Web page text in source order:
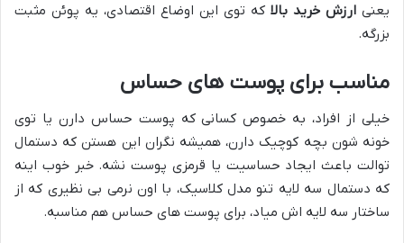
یعنی ارزش خرید بالا که توی این اوضاع اقتصادی، یه پوئن مثبت
بزرگه.
مناسب برای پوست های حساس
خیلی از افراد، به خصوص کسانی که پوست حساس دارن یا توی
خونه شون بچه کوچیک دارن، همیشه نگران این هستن که دستمال
توالت باعث ایجاد حساسیت یا قرمزی پوست نشه. خبر خوب اینه
که دستمال سه لایه تنو مدل کلاسیک، با اون نرمی بی نظیری که از
ساختار سه لایه اش میاد، برای پوست های حساس هم مناسبه.